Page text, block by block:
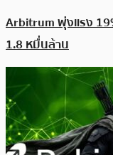
Arbitrum พุ่งแรง
1.8 หมื่นล้าน